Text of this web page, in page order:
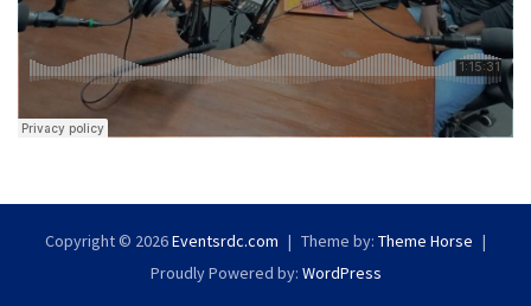
Copyright © 2026Eventsrdc.com Theme by: Theme Horse
Proudly Powered by: WordPress